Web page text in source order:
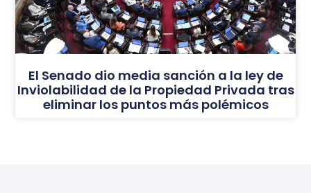
El Senado dio media sanción a la ley de
Inviolabilidad de la Propiedad Privada tras
eliminar los puntos más polémicos